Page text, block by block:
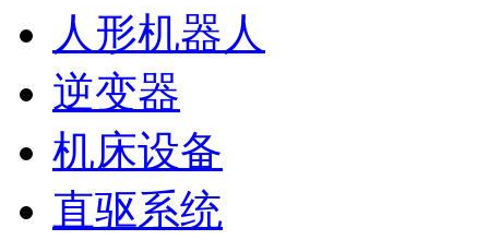
人形机器人
逆变器
机床设备
直驱系统